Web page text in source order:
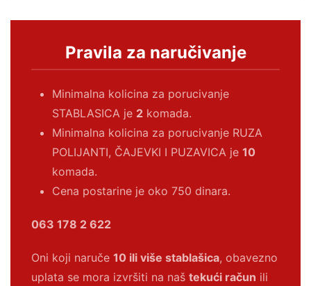
Pravila za naručivanje
Minimalna kolicina za porucivanje
STABLASICA je 2 komada.
Minimalna kolicina za porucivanje RUZA
POLIJANTI, ČAJEVKI I PUZAVICA je 10
komada.
Cena postarine je oko 750 dinara.
063 178 2 622
Oni koji naruče 10 ili više stablašica, obavezno
uplata se mora izvršiti na naš tekući račun ili